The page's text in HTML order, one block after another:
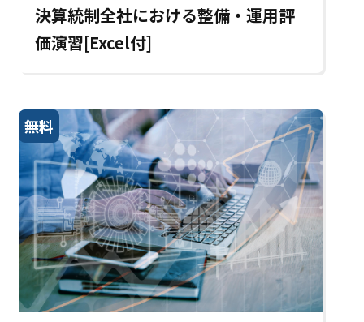
決算統制全社における整備・運用評
価演習[Excel付]
無料